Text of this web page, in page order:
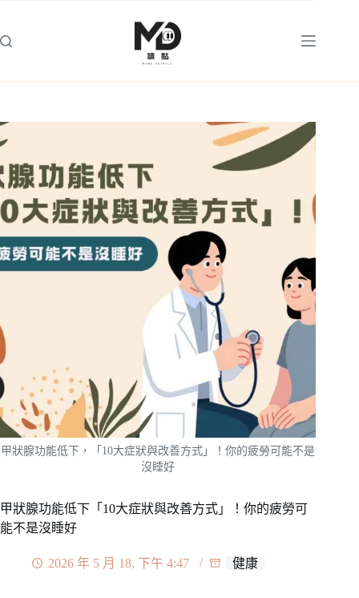
主
甲狀腺功能低下，「10大症狀與改善方式」！你的疲勞可能不是
沒睡好
甲狀腺功能低下「10大症狀與改善方式」！你的疲勞可
能不是沒睡好
2026 年 5 月 18, 下午 4:47 健康